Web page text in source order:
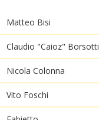
Matteo Bisi
Claudio "Caioz" Borsotti
Nicola Colonna
Vito Foschi